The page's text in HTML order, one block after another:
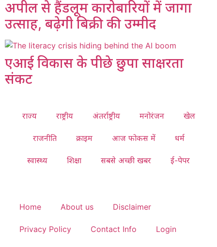
अपील से हैंडलूम कारोबारियों में जागा
उत्साह, बढ़ेगी बिक्री की उम्मीद
एआई विकास के पीछे छुपा साक्षरता
संकट
राज्य राष्ट्रीय अंतर्राष्ट्रीय मनोरंजन खेल
राजनीति क्राइम आज फोकस में धर्म
स्वास्थ्य शिक्षा सबसे अच्छी खबर ई-पेपर
Home About us Disclaimer
Privacy Policy Contact Info Login